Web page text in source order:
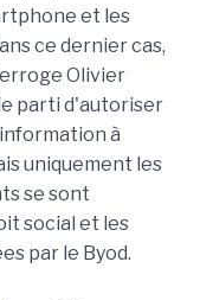
et les
ce dernier cas,
Olivier
parti d'autoriser
à
uniquement les
se sont
social et les
par le Byod.